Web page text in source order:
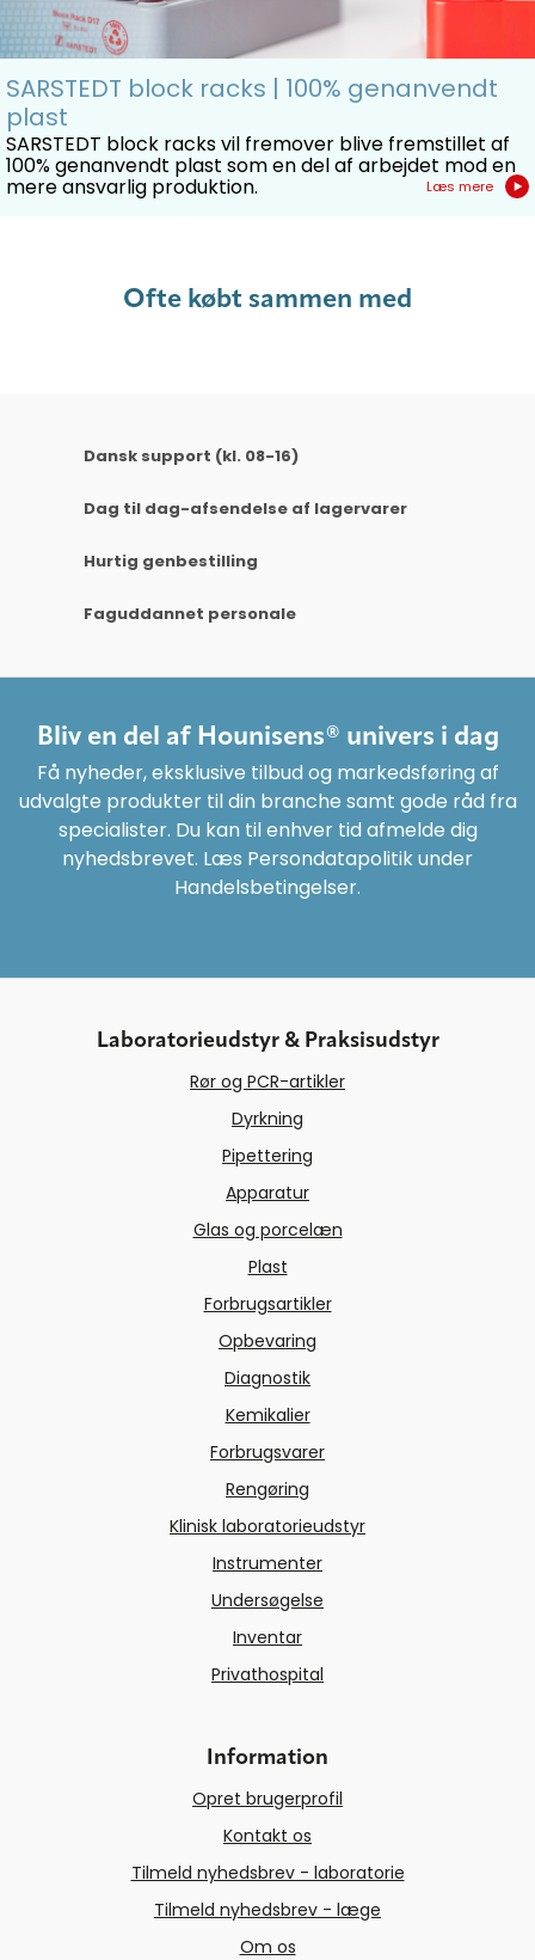
SARSTEDT block racks | 100% genanvendt
plast
SARSTEDT block racks vil fremover blive fremstillet af
100% genanvendt plast som en del af arbejdet mod en
mere ansvarlig produktion. Læs mere
Ofte købt sammen med
Dansk support (kl. 08-16)
Dag til dag-afsendelse af lagervarer
Hurtig genbestilling
Faguddannet personale
Bliv en del af Hounisens® univers i dag
Få nyheder, eksklusive tilbud og markedsføring af
udvalgte produkter til din branche samt gode råd fra
specialister. Du kan til enhver tid afmelde dig
nyhedsbrevet. Læs Persondatapolitik under
Handelsbetingelser.
Laboratorieudstyr & Praksisudstyr
Rør og PCR-artikler
Dyrkning
Pipettering
Apparatur
Glas og porcelæn
Plast
Forbrugsartikler
Opbevaring
Diagnostik
Kemikalier
Forbrugsvarer
Rengøring
Klinisk laboratorieudstyr
Instrumenter
Undersøgelse
Inventar
Privathospital
Information
Opret brugerprofil
Kontakt os
Tilmeld nyhedsbrev - laboratorie
Tilmeld nyhedsbrev - læge
Om os